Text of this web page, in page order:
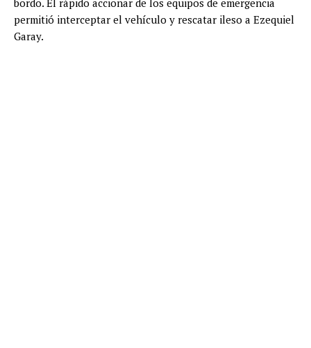
bordo. El rápido accionar de los equipos de emergencia
permitió interceptar el vehículo y rescatar ileso a Ezequiel
Garay.